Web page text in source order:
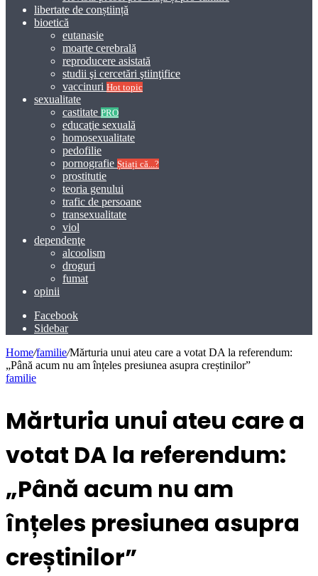
libertate de conștiință
bioetică
eutanasie
moarte cerebrală
reproducere asistată
studii şi cercetări ştiinţifice
vaccinuri Hot topic
sexualitate
castitate PRO
educaţie sexuală
homosexualitate
pedofilie
pornografie Știați că...?
prostitutie
teoria genului
trafic de persoane
transexualitate
viol
dependenţe
alcoolism
droguri
fumat
opinii
Facebook
Sidebar
Home/familie/Mărturia unui ateu care a votat DA la referendum:
„Până acum nu am înțeles presiunea asupra creștinilor”
familie
Mărturia unui ateu care a
votat DA la referendum:
„Până acum nu am
înțeles presiunea asupra
creștinilor”